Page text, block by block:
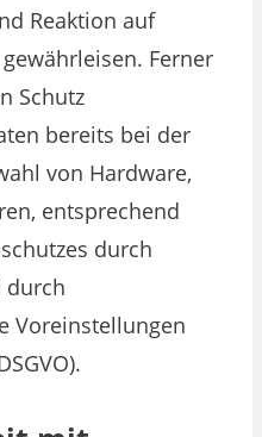
Reaktion auf
Ferner
Schutz
bereits bei der
von Hardware,
entsprechend
durch
durch
Voreinstellungen